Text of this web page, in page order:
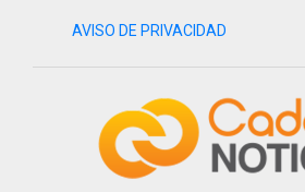
AVISO DE PRIVACIDAD